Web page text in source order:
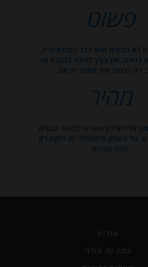
פשוט
לא מבינים שום דבר בטכנולוגיה,
לדאוג. אין צורך לדעת לתכנת או
רק לבחור איך האתר ייראה.
מהיר
צריכים לעשות זה לבחור תבנית
של העסק ולהתחיל. זה לוקח רק
כמה שניות!